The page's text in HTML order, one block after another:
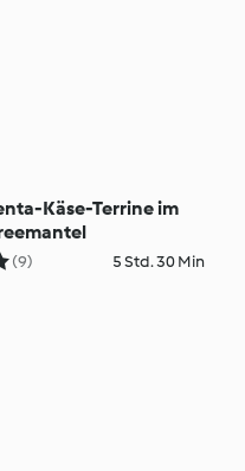
Käse-Terrine im
(9) 5 Std. 30 Min